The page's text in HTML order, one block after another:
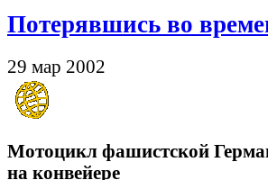
Потерявшись во
29 мар 2002
Мотоцикл фашистской
на конвейере